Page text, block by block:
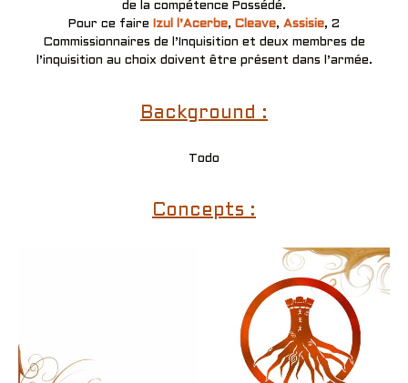
de la compétence Possédé.
Pour ce faire
Izul l’Acerbe, Cleave, Assisie, 2
Commissionnaires de l’Inquisition et deux membres de
l’inquisition au choix doivent être présent dans l’armée.
Background :
Todo
Concepts :